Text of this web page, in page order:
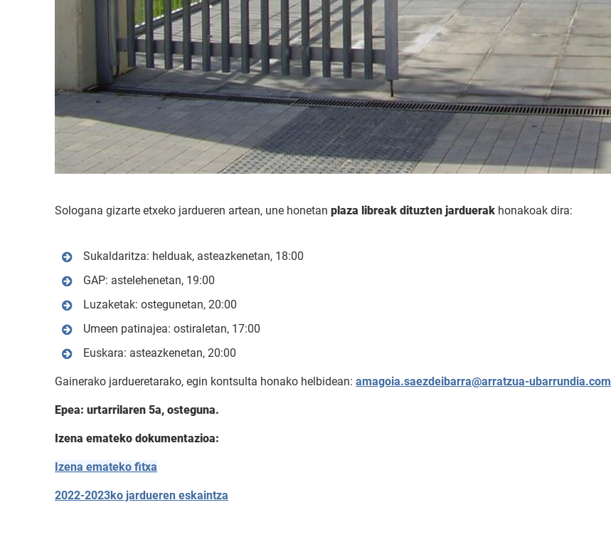
Sologana gizarte etxeko jardueren artean, une honetan plaza libreak dituzten jarduerak honakoak dira:
Sukaldaritza: helduak, asteazkenetan, 18:00
GAP: astelehenetan, 19:00
Luzaketak: ostegunetan, 20:00
Umeen patinajea: ostiraletan, 17:00
Euskara: asteazkenetan, 20:00
Gainerako jardueretarako, egin kontsulta honako helbidean: amagoia.saezdeibarra@arratzua-ubarrundia.com
Epea: urtarrilaren 5a, osteguna.
Izena emateko dokumentazioa:
Izena emateko fitxa
2022-2023ko jardueren eskaintza